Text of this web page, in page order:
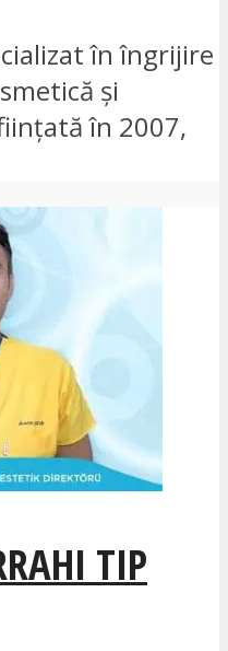
în îngrijire
și
în 2007,
TIP